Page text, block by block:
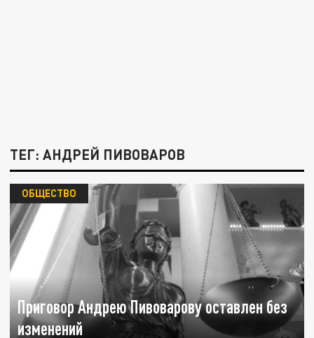
ТЕГ: АНДРЕЙ ПИВОВАРОВ
Приговор Андрею Пивоварову оставлен без
изменений
ОБЩЕСТВО